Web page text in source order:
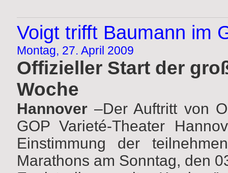
Voigt trifft Baumann im
Montag, 27. April 2009
Offizieller Start der
Woche
Hannover–Der Auftritt von
GOP Varieté-Theater
Einstimmung der
Marathons am Sonntag, den